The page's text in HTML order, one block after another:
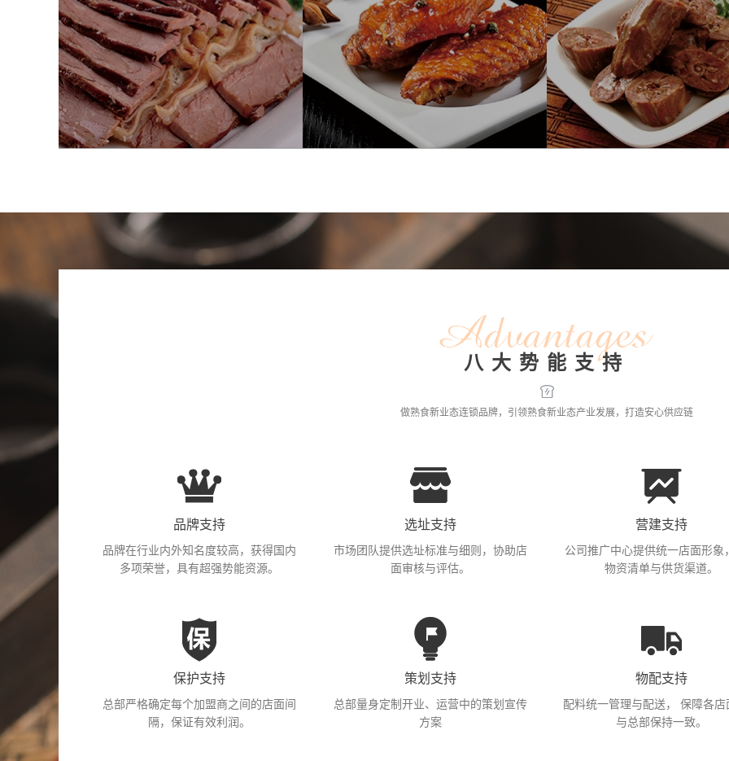
八大势能支持
做熟食新业态连锁品牌，引领熟食新业态产业发展，打造安心供应链
品牌支持
品牌在行业内外知名度较高，获得国内
多项荣誉，具有超强势能资源。
选址支持
市场团队提供选址标准与细则，协助店
面审核与评估。
营建支持
公司推广中心提供统一店面形象
物资清单与供货渠道。
保护支持
总部严格确定每个加盟商之间的店面间
隔，保证有效利润。
策划支持
总部量身定制开业、运营中的策划宣传
方案
物配支持
配料统一管理与配送， 保障各店
与总部保持一致。